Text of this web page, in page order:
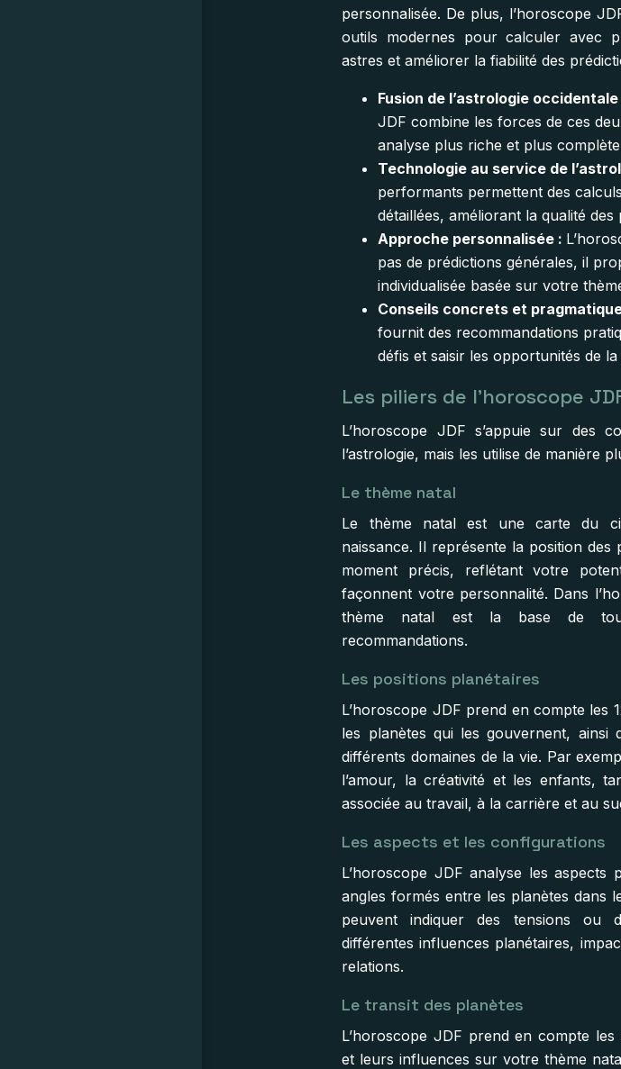
personnalisée. De plus, l’horoscope
outils modernes pour calculer avec
astres et améliorer la fiabilité des
Fusion de l’astrologie
JDF combine les forces de ces
analyse plus riche et plus
Technologie au service de
performants permettent des
détaillées, améliorant la qualité des
Approche personnalisée :
pas de prédictions générales, il
individualisée basée sur votre
Conseils concrets et
fournit des recommandations
défis et saisir les opportunités de la
Les piliers de l’horoscope
L’horoscope JDF s’appuie sur des
l’astrologie, mais les utilise de manière
Le thème natal
Le thème natal est une carte du
naissance. Il représente la position des
moment précis, reflétant votre
façonnent votre personnalité. Dans
thème natal est la base de
recommandations.
Les positions planétaires
L’horoscope JDF prend en compte les
les planètes qui les gouvernent, ainsi
différents domaines de la vie. Par
l’amour, la créativité et les enfants,
associée au travail, à la carrière et au
Les aspects et les configurations
L’horoscope JDF analyse les aspects
angles formés entre les planètes dans
peuvent indiquer des tensions ou
différentes influences planétaires,
relations.
Le transit des planètes
L’horoscope JDF prend en compte les
et leurs influences sur votre thème